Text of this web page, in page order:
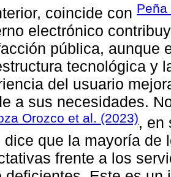
coincide con Peña
electrónico
pública, aunque
tecnológica y
del usuario
a sus necesidades.
Orozco et al. (2023), en
dice que la mayoría de
frente a los